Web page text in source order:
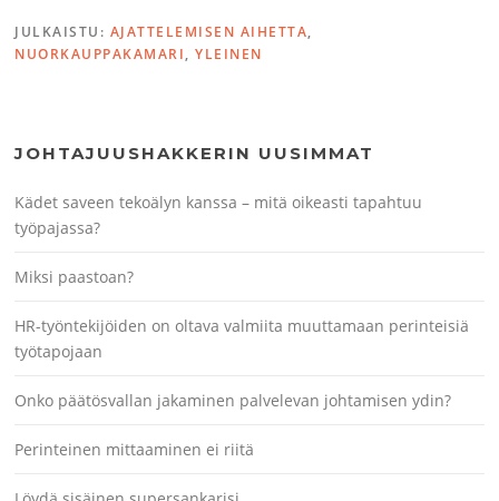
JULKAISTU: AJATTELEMISEN AIHETTA,
NUORKAUPPAKAMARI,YLEINEN
JOHTAJUUSHAKKERIN UUSIMMAT
Kädet saveen tekoälyn kanssa – mitä oikeasti tapahtuu
työpajassa?
Miksi paastoan?
HR-työntekijöiden on oltava valmiita muuttamaan perinteisiä
työtapojaan
Onko päätösvallan jakaminen palvelevan johtamisen ydin?
Perinteinen mittaaminen ei riitä